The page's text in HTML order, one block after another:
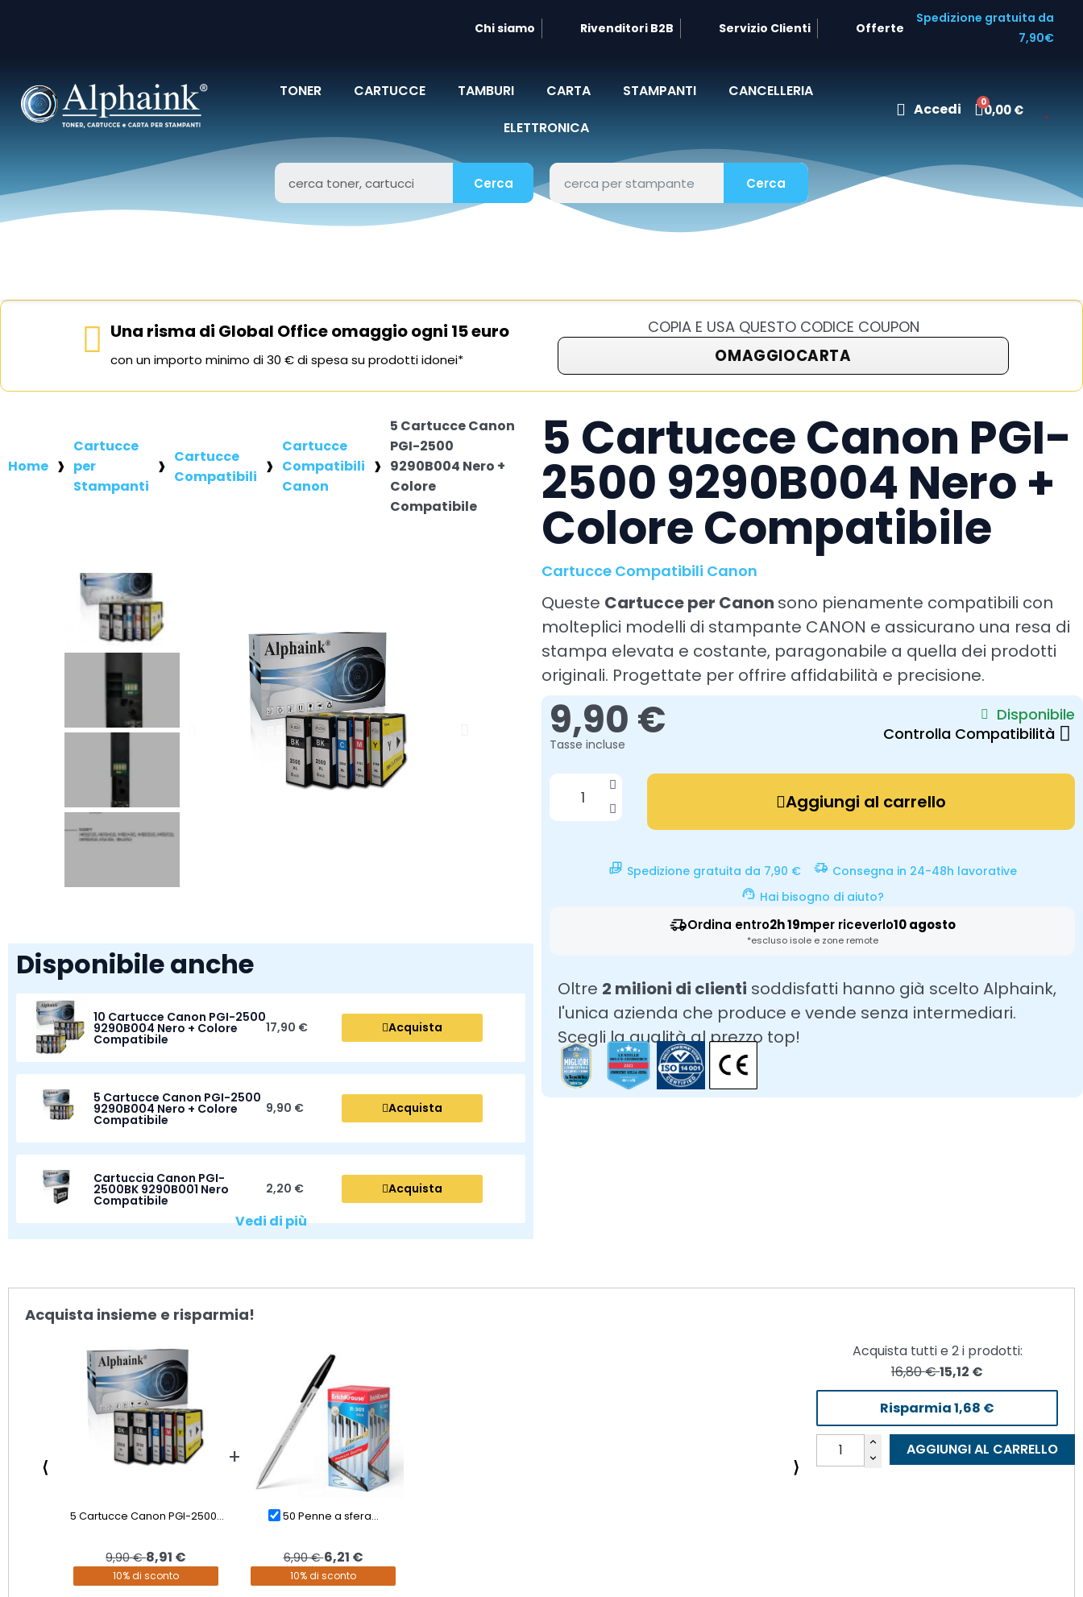
Chi siamo Rivenditori B2B Servizio Clienti Offerte
Spedizione gratuita da
7,90€
TONER CARTUCCE TAMBURI CARTA STAMPANTI
CANCELLERIA
ELETTRONICA
Accedi 0,00 €
Cerca Cerca
Una risma di Global Office omaggio ogni 15 euro
con un importo minimo di 30 € di spesa su prodotti idonei*
COPIA E USA QUESTO CODICE COUPON
OMAGGIOCARTA
Home
Cartucce
per
Stampanti
Cartucce
Compatibili
Cartucce
Compatibili
Canon
5 Cartucce Canon
PGI-2500
9290B004 Nero +
Colore
Compatibile
Disponibile anche
10 Cartucce Canon PGI-2500
9290B004 Nero + Colore
Compatibile
17,90 € Acquista
5 Cartucce Canon PGI-2500
9290B004 Nero + Colore
Compatibile
9,90 € Acquista
Cartuccia Canon PGI-
2500BK 9290B001 Nero
Compatibile
2,20 € Acquista
Vedi di più
5 Cartucce Canon PGI-
2500 9290B004 Nero +
Colore Compatibile
Cartucce Compatibili Canon
Queste Cartucce per Canon sono pienamente compatibili con
molteplici modelli di stampante CANON e assicurano una resa di
stampa elevata e costante, paragonabile a quella dei prodotti
originali. Progettate per offrire affidabilità e precisione.
9,90 €
Tasse incluse
Disponibile
Controlla Compatibilità
Aggiungi al carrello
Spedizione gratuita da 7,90 €
Consegna in 24-48h lavorative
Hai bisogno di aiuto?
Ordina entro2h 19mper riceverlo10 agosto
*escluso isole e zone remote
Oltre 2 milioni di clienti soddisfatti hanno già scelto Alphaink,
l'unica azienda che produce e vende senza intermediari.
Scegli la qualità al prezzo top!
Acquista insieme e risparmia!
⟨
5 Cartucce Canon PGI-2500...
9,90 €8,91 €
10% di sconto
50 Penne a sfera...
6,90 €6,21 €
10% di sconto
⟩
Acquista tutti e 2i prodotti:
16,80 €15,12 €
Risparmia1,68 €
AGGIUNGI AL CARRELLO